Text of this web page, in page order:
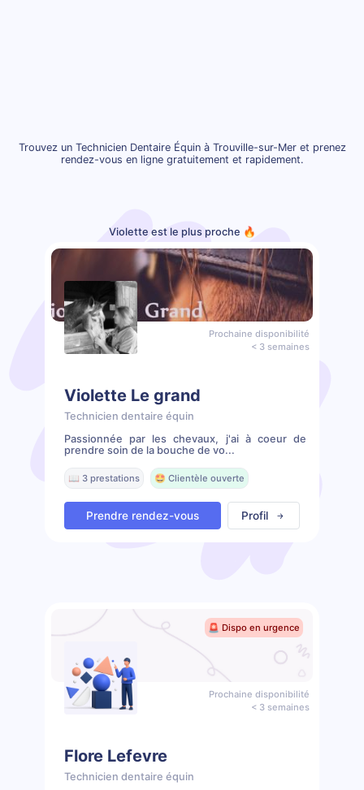
Trouvez un Technicien Dentaire Équin à Trouville-sur-Mer et prenez
rendez-vous en ligne gratuitement et rapidement.
Violette est le plus proche 🔥
Prochaine disponibilité
< 3 semaines
Violette Le grand
Technicien dentaire équin
Passionnée par les chevaux, j'ai à coeur de
prendre soin de la bouche de vo...
📖 3 prestations 🤩 Clientèle ouverte
Prendre rendez-vous Profil
🚨 Dispo en urgence
Prochaine disponibilité
< 3 semaines
Flore Lefevre
Technicien dentaire équin